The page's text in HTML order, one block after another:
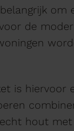
om
de
is hiervoor
hout